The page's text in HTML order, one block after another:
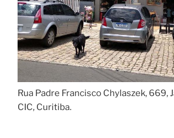
Rua Padre Francisco Chylaszek, 669,
CIC, Curitiba.